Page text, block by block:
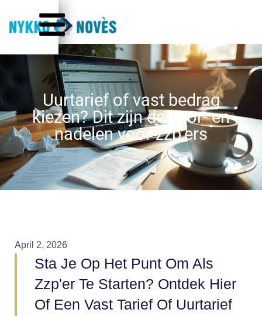
Uurtarief of vast bedrag
kiezen? Dit zijn de voor- en
nadelen voor zzp’ers
April 2, 2026
Sta Je Op Het Punt Om Als
Zzp'er Te Starten? Ontdek Hier
Of Een Vast Tarief Of Uurtarief